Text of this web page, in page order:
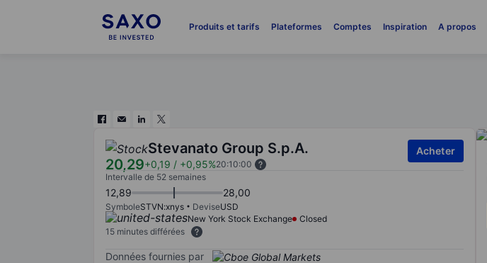
Produits et tarifs Plateformes Comptes Inspiration A propos
Stevanato Group S.p.A.
20,29+0,19 / +0,95%20:10:00
Acheter
Intervalle de 52 semaines
12,89 28,00
SymboleSTVN:xnys DeviseUSD
New York Stock Exchange
Closed
15 minutes différées
Données fournies par